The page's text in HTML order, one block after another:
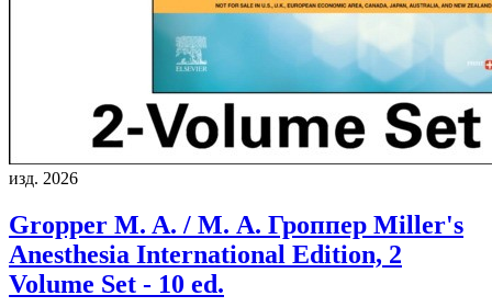
изд. 2026
Gropper M. A. / М. А. Гроппер Miller's
Anesthesia International Edition, 2
Volume Set - 10 ed.